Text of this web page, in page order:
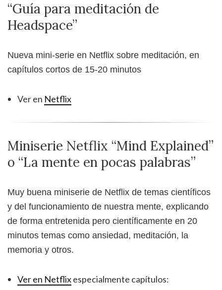
“Guía para meditación de
Headspace”
Nueva mini-serie en Netflix sobre meditación, en
capítulos cortos de 15-20 minutos
Ver en Netflix
Miniserie Netflix “Mind Explained”
o “La mente en pocas palabras”
Muy buena miniserie de Netflix de temas científicos
y del funcionamiento de nuestra mente, explicando
de forma entretenida pero científicamente en 20
minutos temas como ansiedad, meditación, la
memoria y otros.
Ver en Netflixespecialmente capítulos: